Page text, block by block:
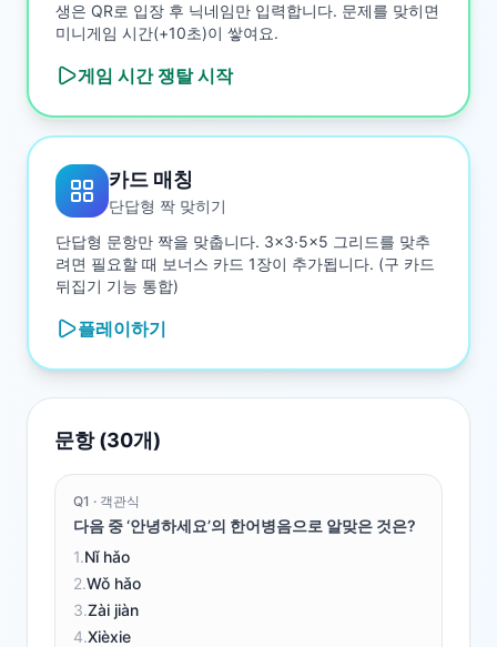
생은 QR로 입장 후 닉네임만 입력합니다. 문제를 맞히면
미니게임 시간(+10초)이 쌓여요.
게임 시간 쟁탈시작
카드 매칭
단답형 짝 맞히기
단답형 문항만 짝을 맞춥니다. 3×3·5×5 그리드를 맞추
려면 필요할 때 보너스 카드 1장이 추가됩니다. (구 카드
뒤집기 기능 통합)
플레이하기
문항 (30개)
Q1 · 객관식
다음 중 ‘안녕하세요’의 한어병음으로 알맞은 것은?
1.Nǐ hǎo
2.Wǒ hǎo
3.Zài jiàn
4.Xièxie